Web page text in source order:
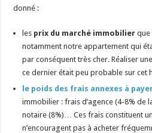
donné :
les prix du marché immobilier que
notamment notre appartement qui
par conséquent très cher. Réaliser
ce dernier était peu probable sur cet
le poids des frais annexes à
immobilier : frais d’agence (4-8% de
notaire (8%)… Ces frais constituent
n’encouragent pas à acheter